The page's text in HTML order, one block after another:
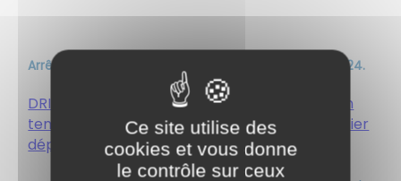
Arrêtés Département de Saône-et-Loire - Année 2024.
DRI-2021107AT Arrêté portant réglementation
temporaire de la circulation sur le réseau routier
départemental
Ce site utilise des
cookies et vous donne
le contrôle sur ceux